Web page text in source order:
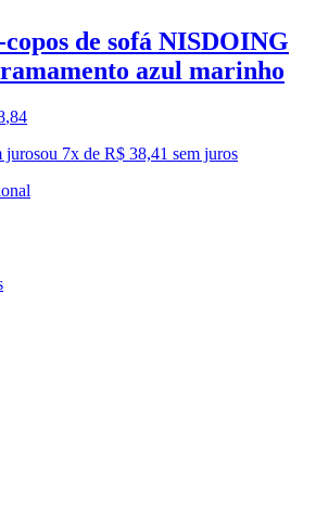
de sofá NISDOING
azul marinho
,84
jurosou 7x de R$ 38,41 sem juros